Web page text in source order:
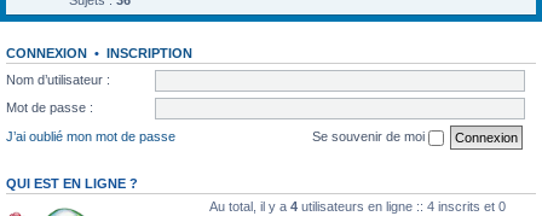
CONNEXION • INSCRIPTION
Nom d’utilisateur :
Mot de passe :
J’ai oublié mon mot de passe
Se souvenir de moi
QUI EST EN LIGNE ?
Au total, il y a 4 utilisateurs en ligne :: 4 inscrits et 0